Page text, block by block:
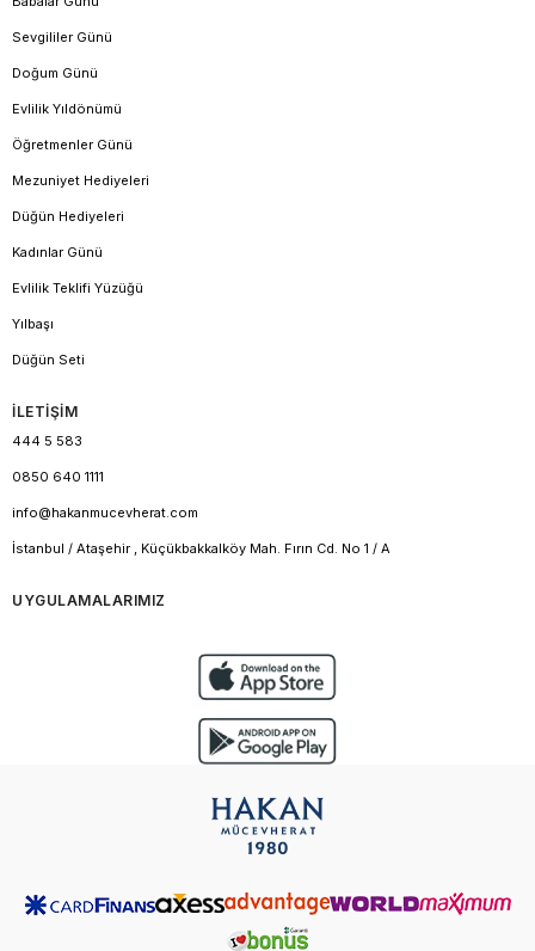
Sevgililer Günü
Doğum Günü
Evlilik Yıldönümü
Öğretmenler Günü
Mezuniyet Hediyeleri
Düğün Hediyeleri
Kadınlar Günü
Evlilik Teklifi Yüzüğü
Yılbaşı
Düğün Seti
İLETİŞİM
444 5 583
0850 640 1111
info@hakanmucevherat.com
İstanbul / Ataşehir , Küçükbakkalköy Mah. Fırın Cd. No 1 / A
UYGULAMALARIMIZ